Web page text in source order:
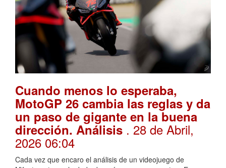
Cuando menos lo esperaba,
MotoGP 26 cambia las reglas y da
un paso de gigante en la buena
dirección. Análisis . 28 de Abril,
2026 06:04
Cada vez que encaro el análisis de un videojuego de